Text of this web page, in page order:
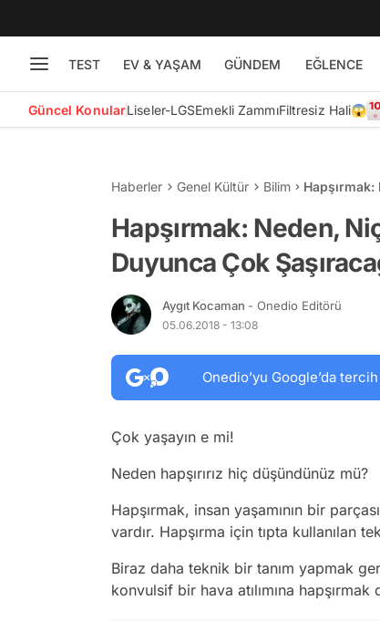
TEST EV & YAŞAM GÜNDEM EĞLENCE
Güncel KonularLiseler-LGSEmekli ZammıFiltresiz Hali😱
Haberler Genel Kültür Bilim
Hapşırmak: Neden,
Duyunca Çok
Aygıt Kocaman - Onedio Editörü
05.06.2018 - 13:08
Onedio’yu Google’da
Çok yaşayın e mi!
Neden hapşırırız hiç düşündünüz mü?
Hapşırmak, insan yaşamının bir
vardır. Hapşırma için tıpta kullanılan
Biraz daha teknik bir tanım yapmak
konvulsif bir hava atılımına hapşırmak